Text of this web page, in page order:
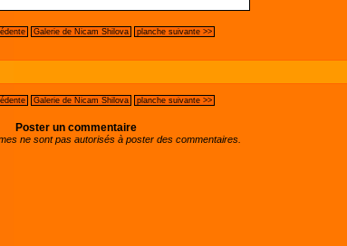
Galerie de Nicam Shilova planche suivante >>
Galerie de Nicam Shilova planche suivante >>
Poster un commentaire
ne sont pas autorisés à poster des commentaires.